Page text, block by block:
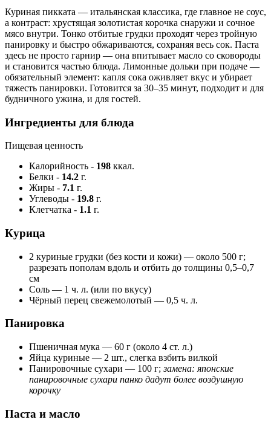
Куриная пикката — итальянская классика, где главное не соус,
а контраст: хрустящая золотистая корочка снаружи и сочное
мясо внутри. Тонко отбитые грудки проходят через тройную
панировку и быстро обжариваются, сохраняя весь сок. Паста
здесь не просто гарнир — она впитывает масло со сковороды
и становится частью блюда. Лимонные дольки при подаче —
обязательный элемент: капля сока оживляет вкус и убирает
тяжесть панировки. Готовится за 30–35 минут, подходит и для
будничного ужина, и для гостей.
Ингредиенты для блюда
Пищевая ценность
Калорийность - 198 ккал.
Белки - 14.2 г.
Жиры - 7.1 г.
Углеводы - 19.8 г.
Клетчатка - 1.1 г.
Курица
2 куриные грудки (без кости и кожи) — около 500 г;
разрезать пополам вдоль и отбить до толщины 0,5–0,7
см
Соль — 1 ч. л. (или по вкусу)
Чёрный перец свежемолотый — 0,5 ч. л.
Панировка
Пшеничная мука — 60 г (около 4 ст. л.)
Яйца куриные — 2 шт., слегка взбить вилкой
Панировочные сухари — 100 г;замена: японские
панировочные сухари панко дадут более воздушную
корочку
Паста и масло